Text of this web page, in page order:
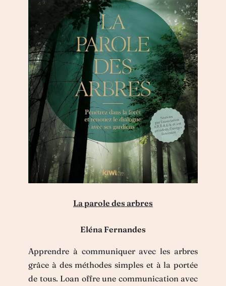
La parole des arbres
Eléna Fernandes
Apprendre à communiquer avec les arbres
grâce à des méthodes simples et à la portée
de tous. Loan offre une communication avec